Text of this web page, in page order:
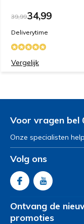
39,9934,99
Deliverytime
Vergelijk
Voor vragen bel
Onze specialisten
Volg ons
Ontvang de
promoties